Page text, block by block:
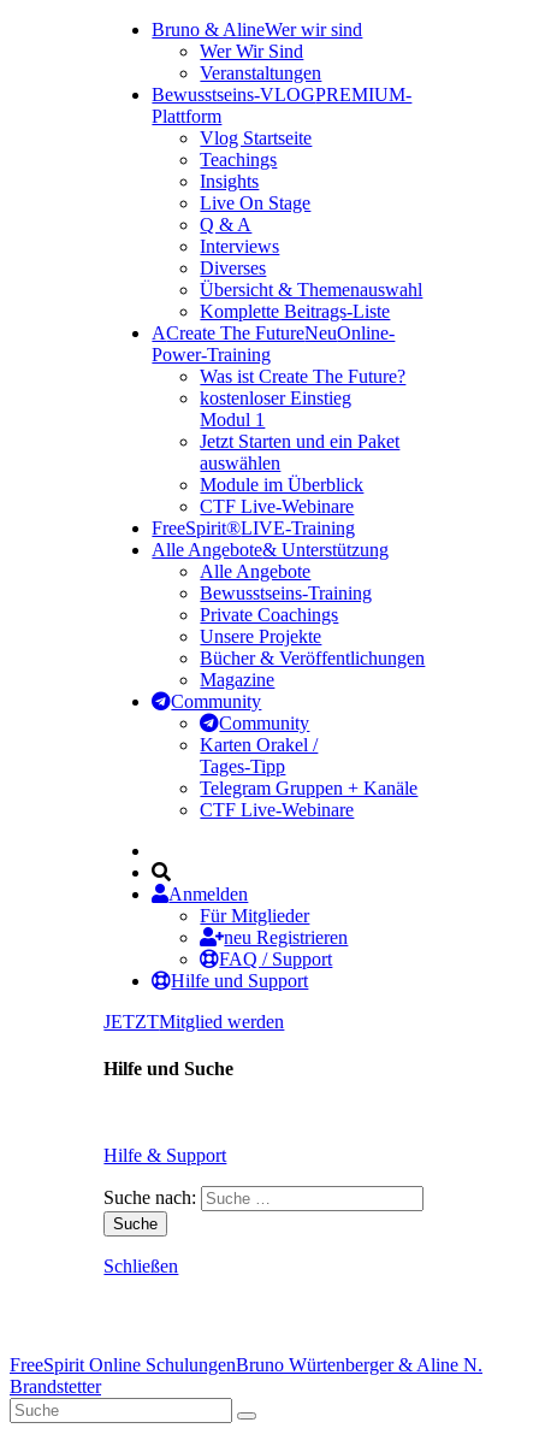
Bruno & AlineWer wir sind
Wer Wir Sind
Veranstaltungen
Bewusstseins-VLOGPREMIUM-
Plattform
Vlog Startseite
Teachings
Insights
Live On Stage
Q & A
Interviews
Diverses
Übersicht & Themenauswahl
Komplette Beitrags-Liste
ACreate The FutureNeuOnline-
Power-Training
Was ist Create The Future?
kostenloser Einstieg
Modul 1
Jetzt Starten und ein Paket
auswählen
Module im Überblick
CTF Live-Webinare
FreeSpirit®LIVE-Training
Alle Angebote& Unterstützung
Alle Angebote
Bewusstseins-Training
Private Coachings
Unsere Projekte
Bücher & Veröffentlichungen
Magazine
Community
Community
Karten Orakel /
Tages-Tipp
Telegram Gruppen + Kanäle
CTF Live-Webinare
Anmelden
Für Mitglieder
neu Registrieren
FAQ / Support
Hilfe und Support
JETZTMitglied werden
Hilfe und Suche
Hilfe & Support
Suche nach:
Schließen
FreeSpirit Online SchulungenBruno Würtenberger & Aline N.
Brandstetter